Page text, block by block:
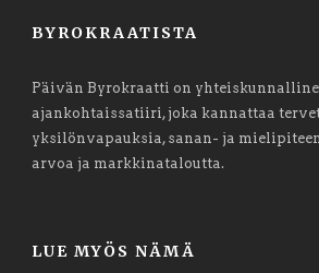
BYROKRAATISTA
Päivän Byrokraatti on
ajankohtaissatiiri, joka kannattaa
yksilönvapauksia, sanan- ja
arvoa ja markkinataloutta.
LUE MYÖS NÄMÄ